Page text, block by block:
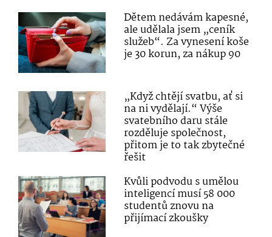
Dětem nedávám kapesné,
ale udělala jsem „ceník
služeb“. Za vynesení koše
je 30 korun, za nákup 90
„Když chtějí svatbu, ať si
na ni vydělají.“ Výše
svatebního daru stále
rozděluje společnost,
přitom je to tak zbytečné
řešit
Kvůli podvodu s umělou
inteligencí musí 58 000
studentů znovu na
přijímací zkoušky